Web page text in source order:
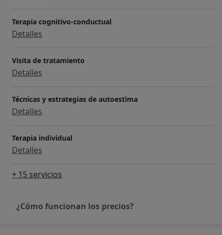
les necessitats de les persones d'origen llatí amb
diagnòstic de patologia dual.
Terapia cognitivo-conductual
Detalles
Visita de tratamiento
Detalles
Técnicas y estrategias de autoestima
Detalles
Terapia individual
Detalles
+ 15 servicios
¿Cómo funcionan los precios?